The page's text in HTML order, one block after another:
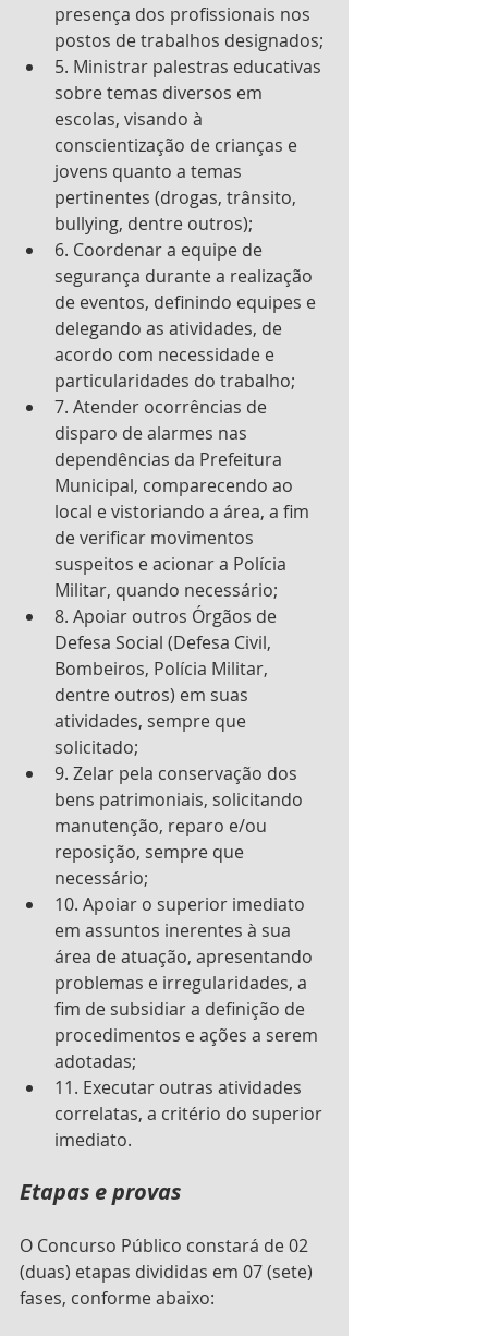
presença dos profissionais nos
postos de trabalhos designados;
5. Ministrar palestras educativas
sobre temas diversos em
escolas, visando à
conscientização de crianças e
jovens quanto a temas
pertinentes (drogas, trânsito,
bullying, dentre outros);
6. Coordenar a equipe de
segurança durante a realização
de eventos, definindo equipes e
delegando as atividades, de
acordo com necessidade e
particularidades do trabalho;
7. Atender ocorrências de
disparo de alarmes nas
dependências da Prefeitura
Municipal, comparecendo ao
local e vistoriando a área, a fim
de verificar movimentos
suspeitos e acionar a Polícia
Militar, quando necessário;
8. Apoiar outros Órgãos de
Defesa Social (Defesa Civil,
Bombeiros, Polícia Militar,
dentre outros) em suas
atividades, sempre que
solicitado;
9. Zelar pela conservação dos
bens patrimoniais, solicitando
manutenção, reparo e/ou
reposição, sempre que
necessário;
10. Apoiar o superior imediato
em assuntos inerentes à sua
área de atuação, apresentando
problemas e irregularidades, a
fim de subsidiar a definição de
procedimentos e ações a serem
adotadas;
11. Executar outras atividades
correlatas, a critério do superior
imediato.
Etapas e provas
O Concurso Público constará de 02
(duas) etapas divididas em 07 (sete)
fases, conforme abaixo: